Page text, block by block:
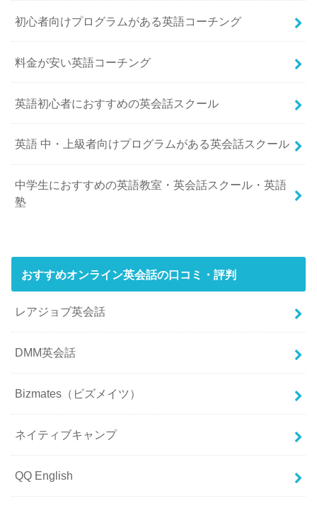
初心者向けプログラムがある英語コーチング
料金が安い英語コーチング
英語初心者におすすめの英会話スクール
英語 中・上級者向けプログラムがある英会話スクール
中学生におすすめの英語教室・英会話スクール・英語
塾
おすすめオンライン英会話の口コミ・評判
レアジョブ英会話
DMM英会話
Bizmates（ビズメイツ）
ネイティブキャンプ
QQ English